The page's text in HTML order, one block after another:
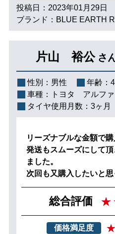
投稿日：2023年01月29日
ブランド：BLUE EARTH
片山 裕公 さ
性別： 男性 年齢：
車種：
トヨタ アルファ
タイヤ使用月数： 3ヶ月
リーズナブルな金額で
発送もスムーズにして
ました。
次回も又購入したいと思
総合評価
価格満足度